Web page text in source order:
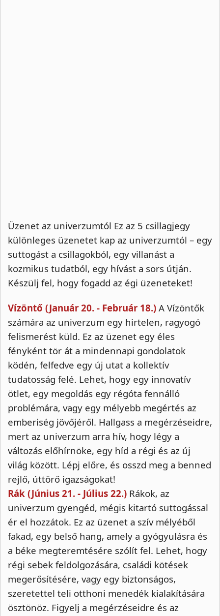
Üzenet az univerzumtól Ez az 5 csillagjegy
különleges üzenetet kap az univerzumtól – egy
suttogást a csillagokból, egy villanást a
kozmikus tudatból, egy hívást a sors útján.
Készülj fel, hogy fogadd az égi üzeneteket!
Vízöntő (Január 20. - Február 18.) A Vízöntők
számára az univerzum egy hirtelen, ragyogó
felismerést küld. Ez az üzenet egy éles
fényként tör át a mindennapi gondolatok
ködén, felfedve egy új utat a kollektív
tudatosság felé. Lehet, hogy egy innovatív
ötlet, egy megoldás egy régóta fennálló
problémára, vagy egy mélyebb megértés az
emberiség jövőjéről. Hallgass a megérzéseidre,
mert az univerzum arra hív, hogy légy a
változás előhírnöke, egy híd a régi és az új
világ között. Lépj előre, és osszd meg a benned
rejlő, úttörő igazságokat!
Rák (Június 21. - Július 22.) Rákok, az
univerzum gyengéd, mégis kitartó suttogással
ér el hozzátok. Ez az üzenet a szív mélyéből
fakad, egy belső hang, amely a gyógyulásra és
a béke megteremtésére szólít fel. Lehet, hogy
régi sebek feldolgozására, családi kötések
megerősítésére, vagy egy biztonságos,
szeretettel teli otthoni menedék kialakítására
ösztönöz. Figyelj a megérzéseidre és az